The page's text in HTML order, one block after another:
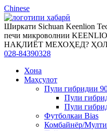
Chinese
Ширкати Sichuan Keenlion
печи микроволнии
НАҚЛИЁТ МЕХОҲЕД?
028-84390328
Хона
Маҳсулот
Пули гибридии
Пули
Пули
Футболкаи Bias
Комбайнёр/